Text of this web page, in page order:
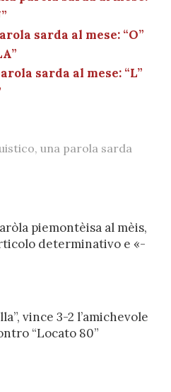
sarda al mese: “O”
sarda al mese: “L”
, una parola sarda
piemontèisa al mèis,
determinativo e «-
vince 3-2 l’amichevole
“Locato 80”